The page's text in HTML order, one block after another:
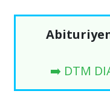
➡️ DTM